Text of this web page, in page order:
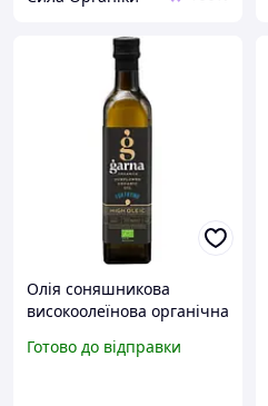
Олія соняшникова
високоолеїнова органічна
(для смаження)
Готово до відправки